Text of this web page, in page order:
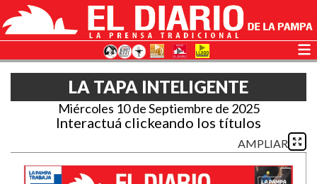
LA TAPA INTELIGENTE
Miércoles 10 de Septiembre de 2025
Interactuá clickeando los títulos
AMPLIAR